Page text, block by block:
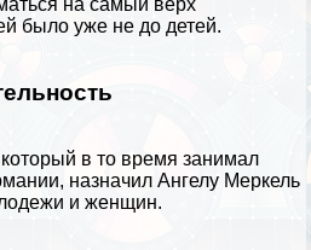
на самый верх
было уже не до детей.
в то время занимал
назначил Ангелу Меркель
и женщин.